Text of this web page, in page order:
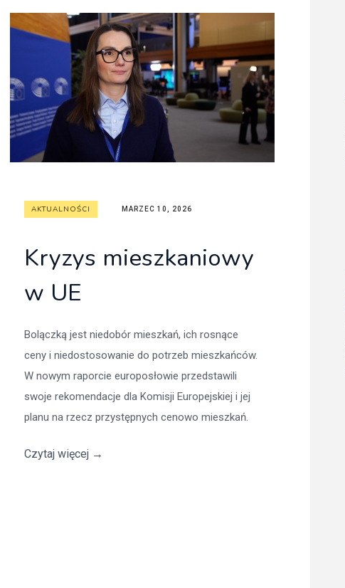
AKTUALNOŚCI MARZEC 10, 2026
Kryzys mieszkaniowy
w UE
Bolączką jest niedobór mieszkań, ich rosnące
ceny i niedostosowanie do potrzeb mieszkańców.
W nowym raporcie europosłowie przedstawili
swoje rekomendacje dla Komisji Europejskiej i jej
planu na rzecz przystępnych cenowo mieszkań.
Czytaj więcej →